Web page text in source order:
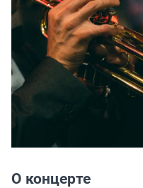
О концерте